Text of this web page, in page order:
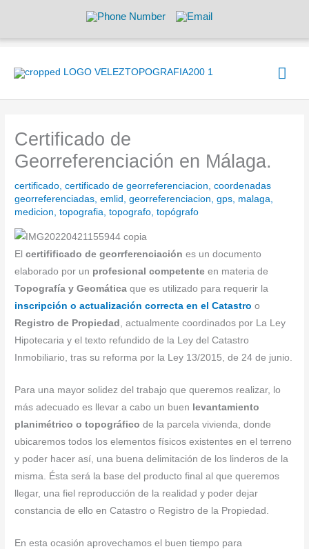
contenido
Certificado de
Georreferenciación en Málaga.
certificado,certificado de georreferenciacion,coordenadas
georreferenciadas,emlid ,georreferenciacion,gps, malaga,
medicion,topografia,topografo,topógrafo
Elcertifificado de georrferenciación es un documento
elaborado por un profesional competente en materia de
Topografía y Geomática que es utilizado para requerir la
inscripción o actualización correcta en el Catastro o
Registro de Propiedad
, actualmente coordinados por La Ley
Hipotecaria y el texto refundido de la Ley del Catastro
Inmobiliario, tras su reforma por la Ley 13/2015, de 24 de junio.
Para una mayor solidez del trabajo que queremos realizar, lo
más adecuado es llevar a cabo un buen levantamiento
planimétrico o topográfico de la parcela vivienda, donde
ubicaremos todos los elementos físicos existentes en el terreno
y poder hacer así, una buena delimitación de los linderos de la
misma. Ésta será la base del producto final al que queremos
llegar, una fiel reproducción de la realidad y poder dejar
constancia de ello en Catastro o Registro de la Propiedad.
En esta ocasión aprovechamos el buen tiempo para